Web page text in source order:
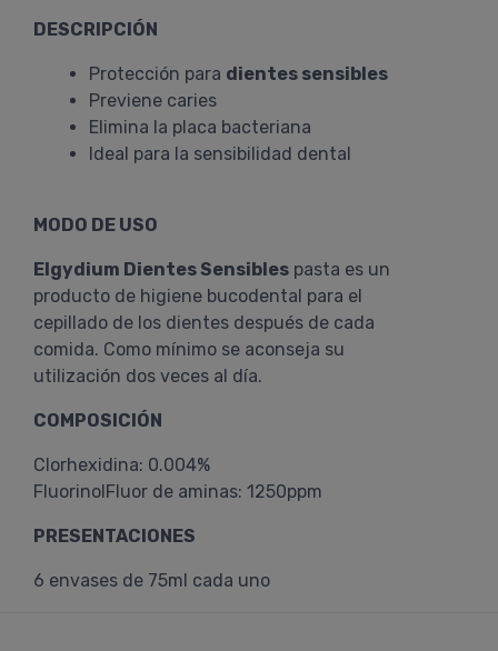
DESCRIPCIÓN
Protección para dientes sensibles
Previene caries
Elimina la placa bacteriana
Ideal para la sensibilidad dental
MODO DE USO
Elgydium Dientes Sensibles pasta es un
producto de higiene bucodental para el
cepillado de los dientes después de cada
comida. Como mínimo se aconseja su
utilización dos veces al día.
COMPOSICIÓN
Clorhexidina: 0.004%
FluorinolFluor de aminas: 1250ppm
PRESENTACIONES
6 envases de 75ml cada uno